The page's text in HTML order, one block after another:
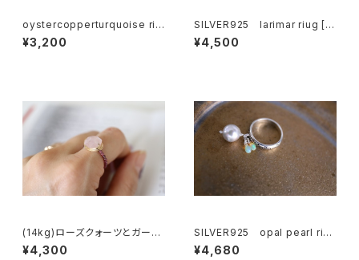
oystercopperturquoise rin
g【5550】
¥3,200
SILVER925 larimar riug [k
gf5198]
¥4,500
(14kg)ローズクォーツとガーネ
ットのラブリーリング 12号[rg
0197]
¥4,300
SILVER925 opal pearl riug
[kgf3551]
¥4,680